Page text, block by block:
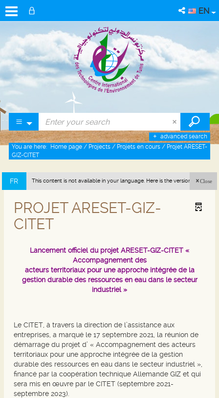
EN
advanced search
You are here: Home page / Projects / Projets en cours / Projet ARESET-
GIZ-CITET
FR This content is not available in your language. Here is the version in french
Close
PROJET ARESET-GIZ-
CITET
Lancement officiel du projet ARESET-GIZ-CITET «
Accompagnement des
acteurs territoriaux pour une approche intégrée de la
gestion durable des ressources en eau dans le secteur
industriel »
Le CITET, à travers la direction de l’assistance aux
entreprises, a marqué le 17 septembre 2021, la réunion de
démarrage du projet d’ « Accompagnement des acteurs
territoriaux pour une approche intégrée de la gestion
durable des ressources en eau dans le secteur industriel »,
financé par la coopération technique Allemande GIZ et qui
sera mis en œuvre par le CITET (septembre 2021-
septembre 2023).